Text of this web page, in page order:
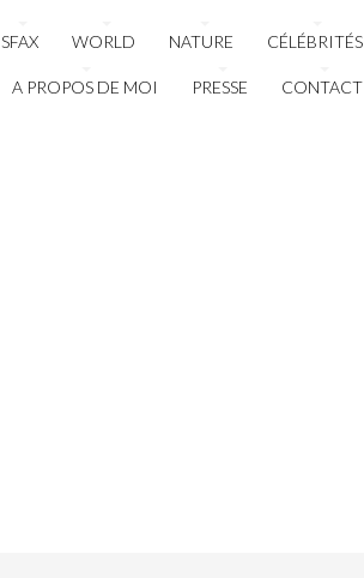
SFAX WORLD NATURE CÉLÉBRITÉS
A PROPOS DE MOI PRESSE CONTACT